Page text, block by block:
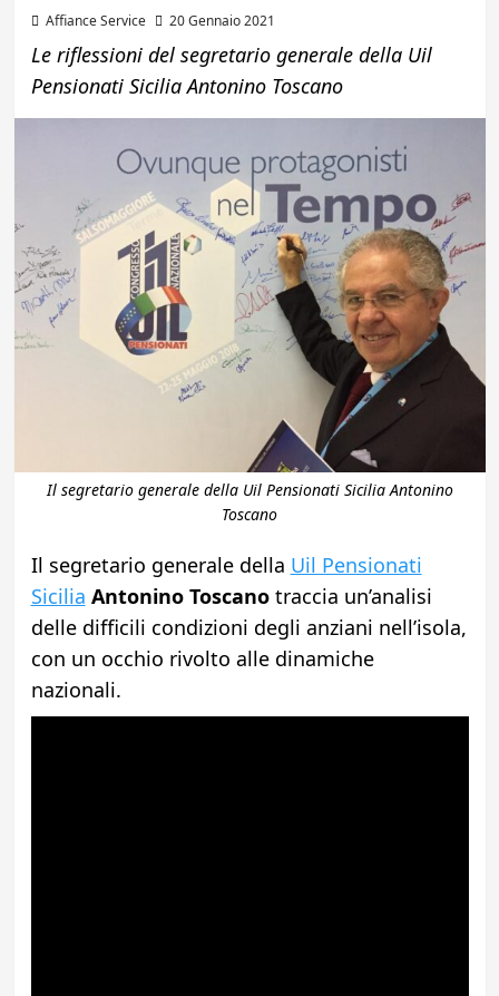
Affiance Service 20 Gennaio 2021
Le riflessioni del segretario generale della Uil
Pensionati Sicilia Antonino Toscano
Il segretario generale della Uil Pensionati Sicilia Antonino
Toscano
Il segretario generale della Uil Pensionati
Sicilia Antonino Toscano traccia un’analisi
delle difficili condizioni degli anziani nell’isola,
con un occhio rivolto alle dinamiche
nazionali.